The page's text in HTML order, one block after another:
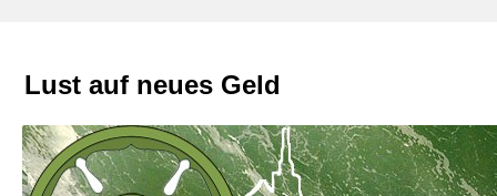
Lust auf neues Geld